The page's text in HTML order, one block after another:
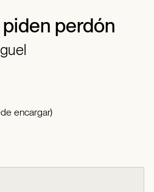
perdón
encargar)